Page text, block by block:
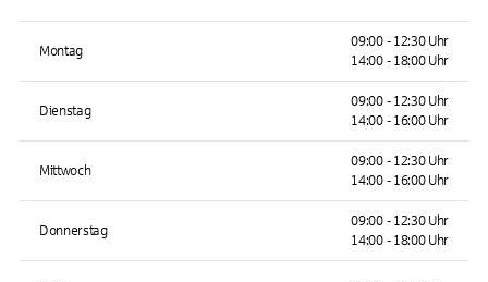
Montag
09:00 - 12:30 Uhr
14:00 - 18:00 Uhr
Dienstag
09:00 - 12:30 Uhr
14:00 - 16:00 Uhr
Mittwoch
09:00 - 12:30 Uhr
14:00 - 16:00 Uhr
Donnerstag
09:00 - 12:30 Uhr
14:00 - 18:00 Uhr